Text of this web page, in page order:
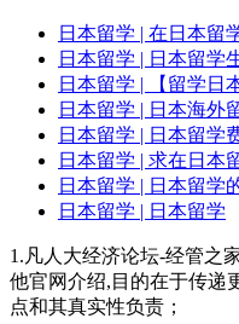
日本留学 | 在日本留
日本留学 | 日本留学
日本留学 | 【留学日
日本留学 | 日本海外
日本留学 | 日本留学
日本留学 | 求在日本
日本留学 | 日本留学
日本留学 | 日本留学
1.凡人大经济论坛-经管之
他官网介绍,目的在于传递
点和其真实性负责；